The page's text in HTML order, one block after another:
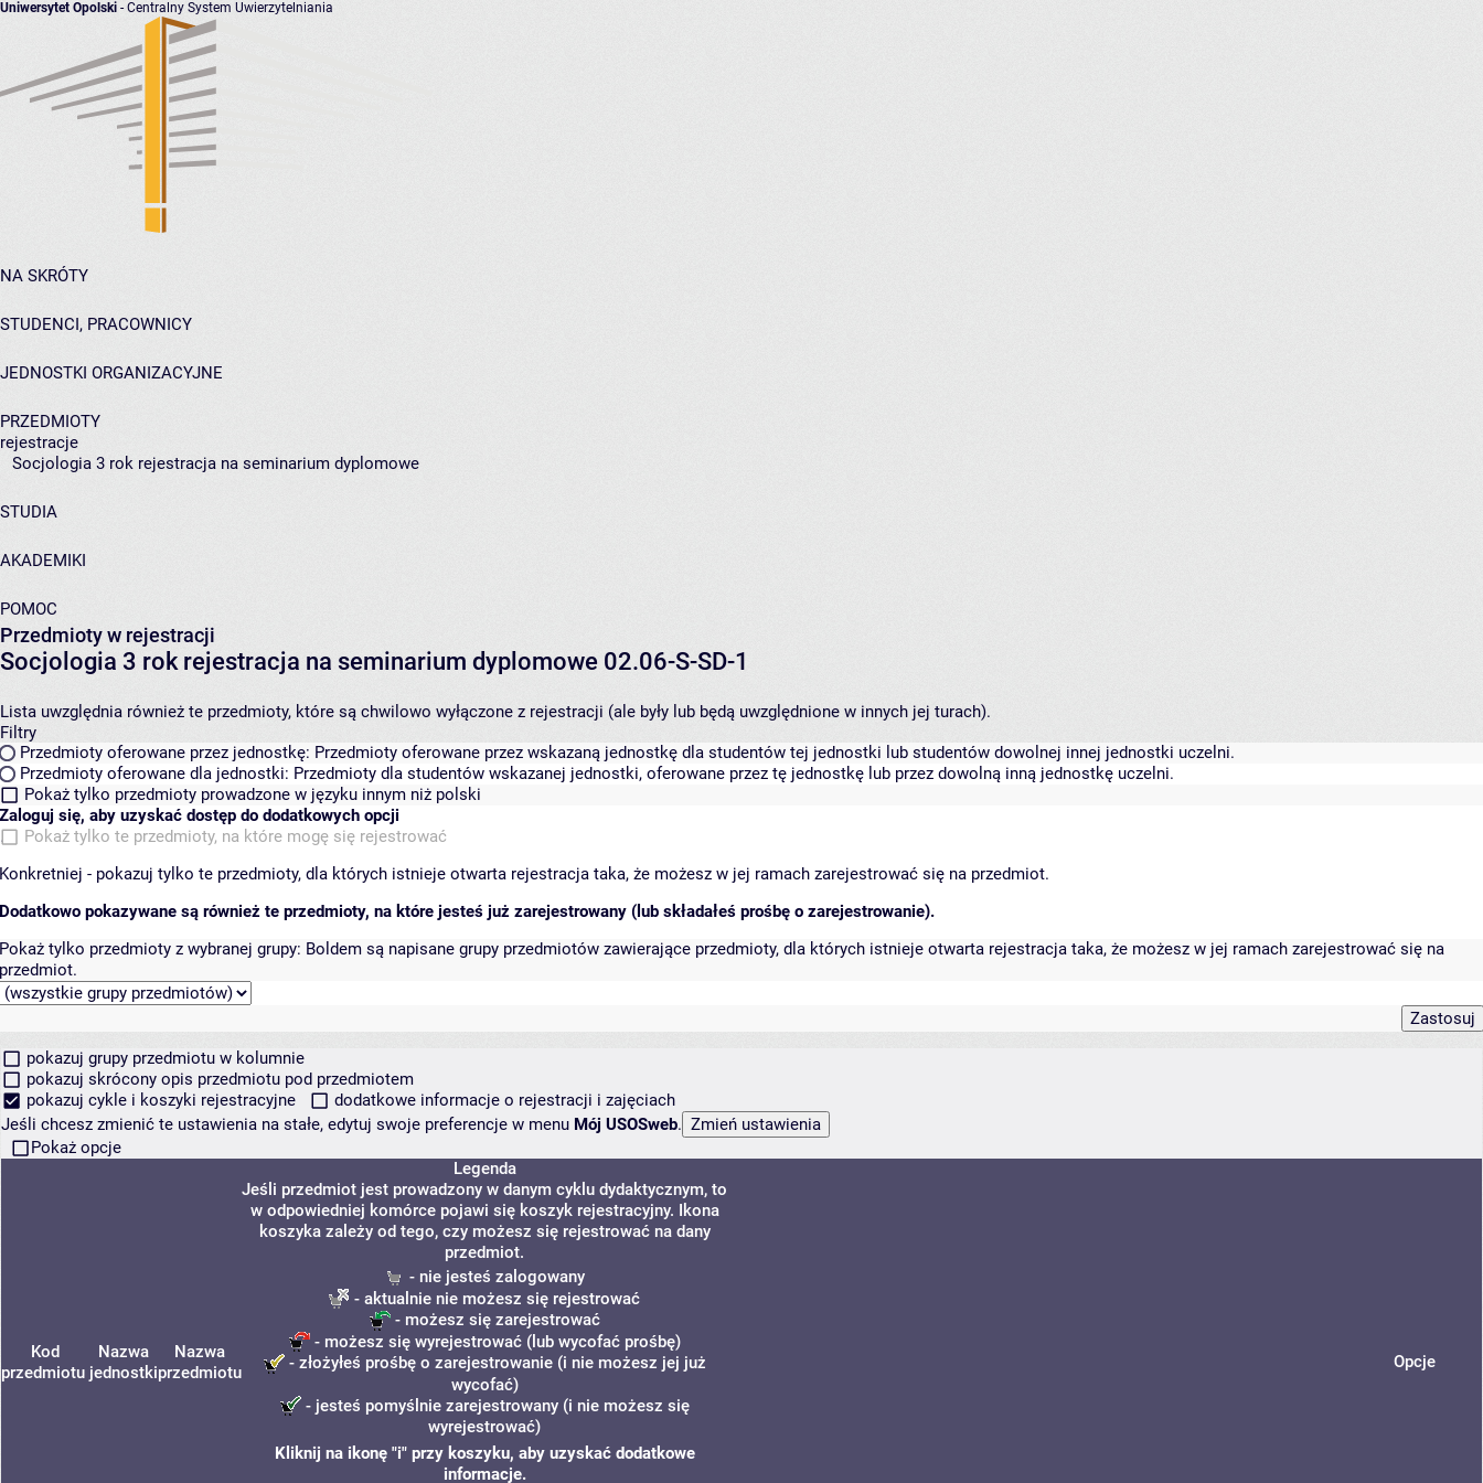
Uniwersytet Opolski - Centralny System Uwierzytelniania
NA SKRÓTY
STUDENCI, PRACOWNICY
JEDNOSTKI ORGANIZACYJNE
PRZEDMIOTY
rejestracje
Socjologia 3 rok rejestracja na seminarium dyplomowe
STUDIA
AKADEMIKI
POMOC
Przedmioty w rejestracji
Socjologia 3 rok rejestracja na seminarium dyplomowe 02.06-S-SD-1
Lista uwzględnia również te przedmioty, które są chwilowo wyłączone z rejestracji (ale były lub będą uwzględnione w innych jej turach).
Filtry
Przedmioty oferowane przez jednostkę: Przedmioty oferowane przez wskazaną jednostkę dla studentów tej jednostki lub studentów dowolnej innej jednostki uczelni.
Przedmioty oferowane dla jednostki: Przedmioty dla studentów wskazanej jednostki, oferowane przez tę jednostkę lub przez dowolną inną jednostkę uczelni.
Pokaż tylko przedmioty prowadzone w języku innym niż polski
Zaloguj się, aby uzyskać dostęp do dodatkowych opcji
Pokaż tylko te przedmioty, na które mogę się rejestrować
Konkretniej - pokazuj tylko te przedmioty, dla których istnieje otwarta rejestracja taka, że możesz w jej ramach zarejestrować się na przedmiot.
Dodatkowo pokazywane są również te przedmioty, na które jesteś już zarejestrowany (lub składałeś prośbę o zarejestrowanie).
Pokaż tylko przedmioty z wybranej grupy: Boldem są napisane grupy przedmiotów zawierające przedmioty, dla których istnieje otwarta rejestracja taka, że możesz w jej ramach zarejestrować się na
przedmiot.
pokazuj grupy przedmiotu w kolumnie
pokazuj skrócony opis przedmiotu pod przedmiotem
pokazuj cykle i koszyki rejestracyjne
dodatkowe informacje o rejestracji i zajęciach
Jeśli chcesz zmienić te ustawienia na stałe, edytuj swoje preferencje w menu Mój USOSweb.
Pokaż opcje
Kod
przedmiotu
Nazwa
jednostki
Nazwa
przedmiotu
Legenda
Jeśli przedmiot jest prowadzony w danym cyklu dydaktycznym, to
w odpowiedniej komórce pojawi się koszyk rejestracyjny. Ikona
koszyka zależy od tego, czy możesz się rejestrować na dany
przedmiot.
- nie jesteś zalogowany
- aktualnie nie możesz się rejestrować
- możesz się zarejestrować
- możesz się wyrejestrować (lub wycofać prośbę)
- złożyłeś prośbę o zarejestrowanie (i nie możesz jej już
wycofać)
- jesteś pomyślnie zarejestrowany (i nie możesz się
wyrejestrować)
Kliknij na ikonę "i" przy koszyku, aby uzyskać dodatkowe
informacje.
Opcje